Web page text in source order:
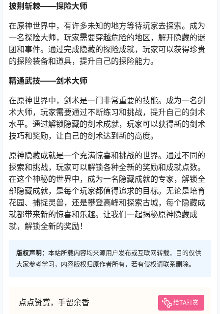
披荆斩棘——探险大师
在原神世界中，有许多未知的地方等待玩家去探索。成为
一名探险大师，玩家需要穿越危险的地区，解开隐藏的谜
团和事件。通过完成隐藏的探险成就，玩家可以获得珍贵
的探险装备和道具，提升自己的探险能力。
精通武技——剑术大师
在原神世界中，剑术是一门非常重要的技能。成为一名剑
术大师，玩家需要通过不断练习和挑战，提升自己的剑术
水平。通过解锁隐藏的剑术成就，玩家可以获得新的剑术
技巧和奖励，让自己的剑术达到新的高度。
原神隐藏成就是一个充满惊喜和挑战的世界。通过不同的
探索和挑战，玩家可以解锁各种全新的奖励和成就点数。
在这个神秘的世界中，成为一名隐藏成就的专家，解锁全
部隐藏成就，是每个玩家都值得追求的目标。无论是培育
花园、捕捉灵兽，还是攀登高峰和探索古城，每个隐藏成
就都带来新的惊喜和乐趣。让我们一起揭秘原神隐藏成
就，解锁全新的奖励！
版权声明： 本站所载内容均来源用户发布或互联网转载，目的仅供
大家参考学习，内容版权归原作者所有，若有侵权请联系删除。
点点赞赏，手留余香 给TA打赏